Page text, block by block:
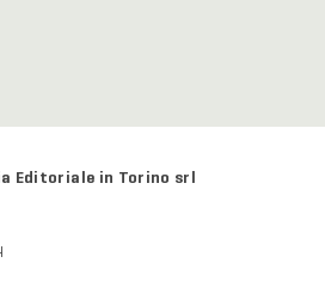
Editoriale in Torino srl